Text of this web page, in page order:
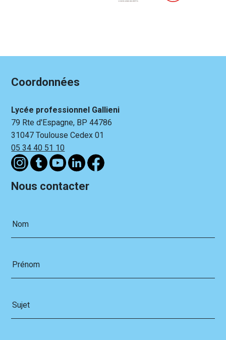
Coordonnées
Lycée professionnel Gallieni
79 Rte d'Espagne, BP 44786
31047 Toulouse Cedex 01
05 34 40 51 10
Nous contacter
Nom
Prénom
Sujet